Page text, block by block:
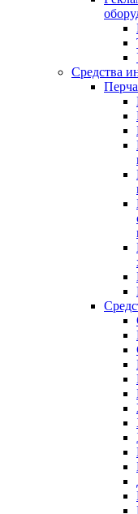
Средства